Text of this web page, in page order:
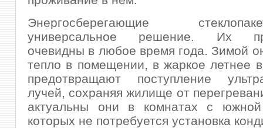
Энергосберегающие
универсальное решение. Их
очевидны в любое время года. Зимой
тепло в помещении, в жаркое летнее
предотвращают поступление
лучей, сохраняя жилище от
актуальны они в комнатах с
которых не потребуется установка